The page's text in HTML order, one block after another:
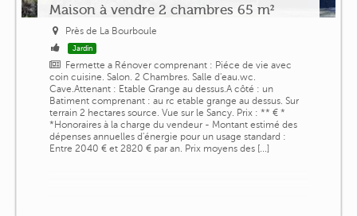
Maison à vendre 2 chambres 65 m²
Près de La Bourboule
Jardin
Fermette a Rénover comprenant : Piéce de vie avec
coin cuisine. Salon. 2 Chambres. Salle d'eau.wc.
Cave.Attenant : Etable Grange au dessus.A côté : un
Batiment comprenant : au rc etable grange au dessus. Sur
terrain 2 hectares source. Vue sur le Sancy. Prix : ** € *
*Honoraires à la charge du vendeur - Montant estimé des
dépenses annuelles d'énergie pour un usage standard :
Entre 2040 € et 2820 € par an. Prix moyens des [...]